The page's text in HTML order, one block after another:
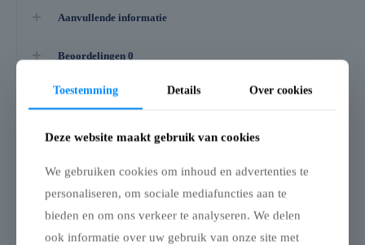
Aanvullende informatie
Beoordelingen 0
Pagodetent keder
zijwand 5m
Pagodetent
Pagodetent keder
zijwandenset 3x3m
Pagodetent – 3 × 3 m
Deze complete
Toestemming Details Over cookies
Deze website maakt gebruik van cookies
We gebruiken cookies om inhoud en advertenties te
personaliseren, om sociale mediafuncties aan te
bieden en om ons verkeer te analyseren. We delen
ook informatie over uw gebruik van onze site met